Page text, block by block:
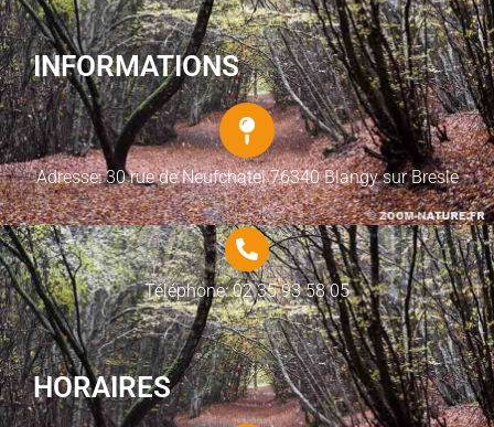
INFORMATIONS
Adresse: 30 rue de Neufchatel 76340 Blangy sur Bresle
Téléphone: 02 35 93 58 05
HORAIRES